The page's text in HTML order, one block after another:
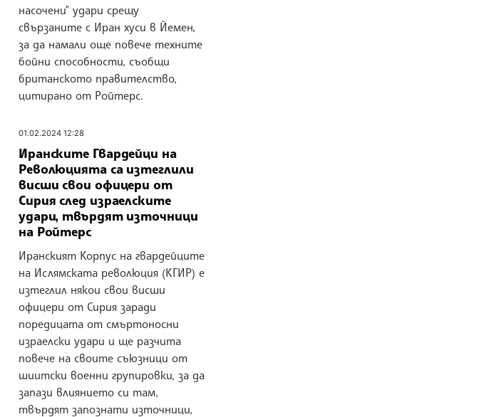
насочени" удари срещу
свързаните с Иран хуси в Йемен,
за да намали още повече техните
бойни способности, съобщи
британското правителство,
цитирано от Ройтерс.
01.02.2024 12:28
Иранските Гвардейци на
Революцията са изтеглили
висши свои офицери от
Сирия след израелските
удари, твърдят източници
на Ройтерс
Иранският Корпус на гвардейците
на Ислямската революция (КГИР) е
изтеглил някои свои висши
офицери от Сирия заради
поредицата от смъртоносни
израелски удари и ще разчита
повече на своите съюзници от
шиитски военни групировки, за да
запази влиянието си там,
твърдят запознати източници,